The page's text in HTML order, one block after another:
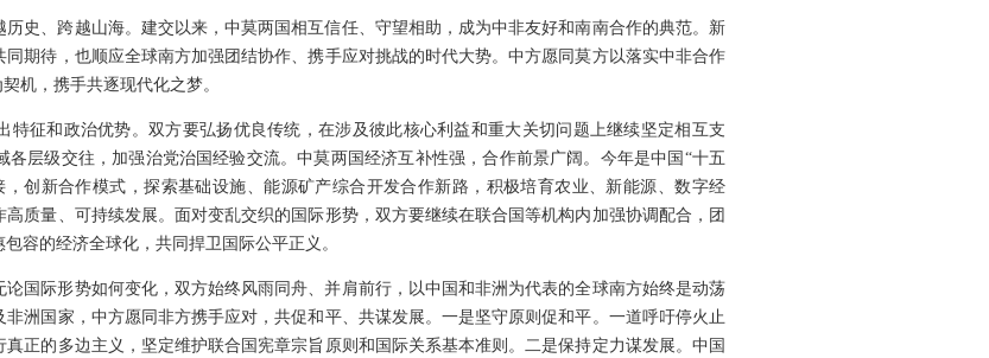
史、跨越山海。建交以来，中莫两国相互信任、守望相助，成为中非友好和南南合作的典范。新
期待，也顺应全球南方加强团结协作、携手应对挑战的时代大势。中方愿同莫方以落实中非合作
机，携手共逐现代化之梦。
特征和政治优势。双方要弘扬优良传统，在涉及彼此核心利益和重大关切问题上继续坚定相互支
层级交往，加强治党治国经验交流。中莫两国经济互补性强，合作前景广阔。今年是中国“十五
创新合作模式，探索基础设施、能源矿产综合开发合作新路，积极培育农业、新能源、数字经
质量、可持续发展。面对变乱交织的国际形势，双方要继续在联合国等机构内加强协调配合，团
容的经济全球化，共同捍卫国际公平正义。
国际形势如何变化，双方始终风雨同舟、并肩前行，以中国和非洲为代表的全球南方始终是动荡
洲国家，中方愿同非方携手应对，共促和平、共谋发展。一是坚守原则促和平。一道呼吁停火止
正的多边主义，坚定维护联合国宪章宗旨原则和国际关系基本准则。二是保持定力谋发展。中国